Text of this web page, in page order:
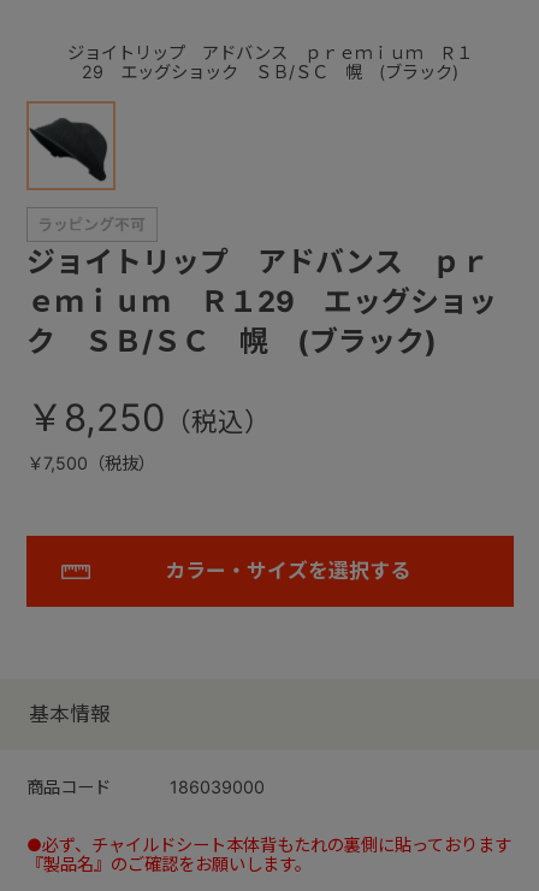
ジョイトリップ アドバンス ｐｒｅｍｉｕｍ Ｒ１
29 エッグショック ＳＢ/ＳＣ 幌 (ブラック)
ジョイトリップ アドバンス ｐｒ
ｅｍｉｕｍ Ｒ１29 エッグショッ
ク ＳＢ/ＳＣ 幌 (ブラック)
￥8,250
￥7,500（税抜）
カラー・サイズを選択する
基本情報
商品コード 186039000
●必ず、チャイルドシート本体背もたれの裏側に貼っております
『製品名』のご確認をお願いします。